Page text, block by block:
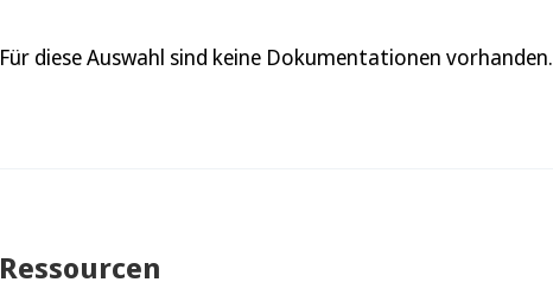
Für diese Auswahl sind keine Dokumentationen vorhanden.
Ressourcen